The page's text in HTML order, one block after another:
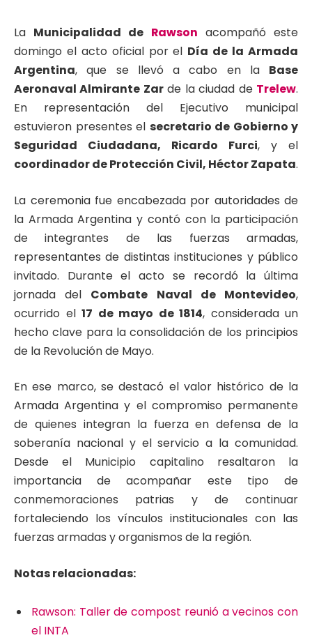
La Municipalidad de Rawson acompañó este
domingo el acto oficial por el Día de la Armada
Argentina, que se llevó a cabo en la Base
Aeronaval Almirante Zarde la ciudad de Trelew.
En representación del Ejecutivo municipal
estuvieron presentes el secretario de Gobierno y
Seguridad Ciudadana, Ricardo Furci, y el
coordinador de Protección Civil, Héctor Zapata.
La ceremonia fue encabezada por autoridades de
la Armada Argentina y contó con la participación
de integrantes de las fuerzas armadas,
representantes de distintas instituciones y público
invitado. Durante el acto se recordó la última
jornada del Combate Naval de Montevideo,
ocurrido el 17 de mayo de 1814, considerada un
hecho clave para la consolidación de los principios
de la Revolución de Mayo.
En ese marco, se destacó el valor histórico de la
Armada Argentina y el compromiso permanente
de quienes integran la fuerza en defensa de la
soberanía nacional y el servicio a la comunidad.
Desde el Municipio capitalino resaltaron la
importancia de acompañar este tipo de
conmemoraciones patrias y de continuar
fortaleciendo los vínculos institucionales con las
fuerzas armadas y organismos de la región.
Notas relacionadas:
Rawson: Taller de compost reunió a vecinos con
el INTA